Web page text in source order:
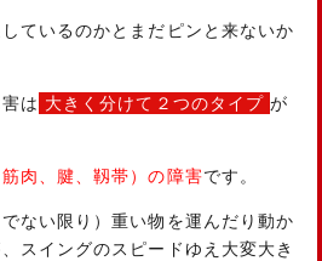
ているのかとまだピンと来ないか
は 大きく分けて２つのタイプが
肉、腱、靱帯）の障害です。
ない限り）重い物を運んだり動か
スイングのスピードゆえ大変大き